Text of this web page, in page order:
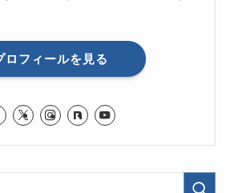
ロフィールを見る